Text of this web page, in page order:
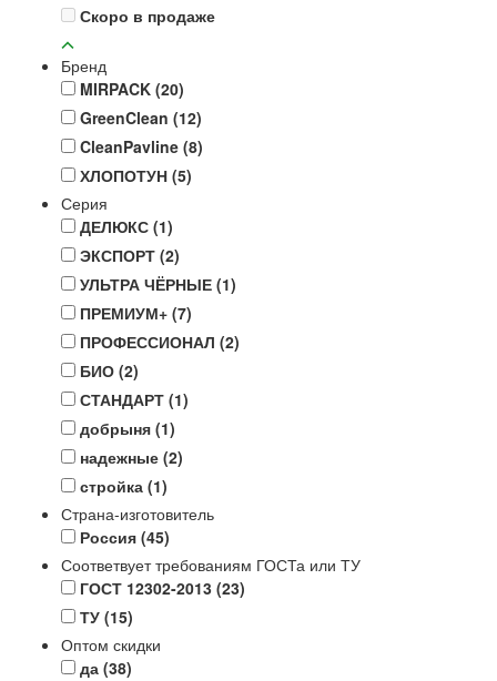
Скоро в продаже
Бренд
MIRPACK (20)
GreenClean (12)
CleanPavline (8)
ХЛОПОТУН (5)
Серия
ДЕЛЮКС (1)
ЭКСПОРТ (2)
УЛЬТРА ЧЁРНЫЕ (1)
ПРЕМИУМ+ (7)
ПРОФЕССИОНАЛ (2)
БИО (2)
СТАНДАРТ (1)
добрыня (1)
надежные (2)
стройка (1)
Страна-изготовитель
Россия (45)
Соответвует требованиям ГОСТа или ТУ
ГОСТ 12302-2013 (23)
ТУ (15)
Оптом скидки
да (38)